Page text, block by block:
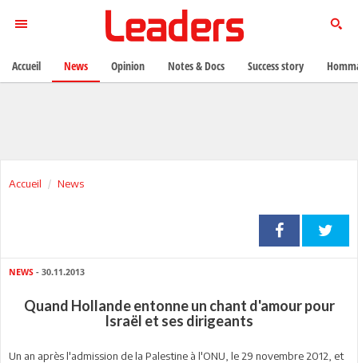
Accueil News
NEWS - 30.11.2013
Quand Hollande entonne un chant d'amour pour
Israël et ses dirigeants
Un an après l'admission de la Palestine à l'ONU, le 29 novembre 2012, et
Accueil News Opinion Notes & Docs Success story